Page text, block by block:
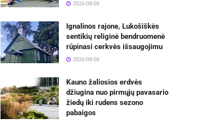
2026-08-08
Ignalinos rajone, Lukošiškės
sentikių religinė bendruomenė
rūpinasi cerkvės išsaugojimu
2026-08-08
Kauno žaliosios erdvės
džiugina nuo pirmųjų pavasario
žiedų iki rudens sezono
pabaigos